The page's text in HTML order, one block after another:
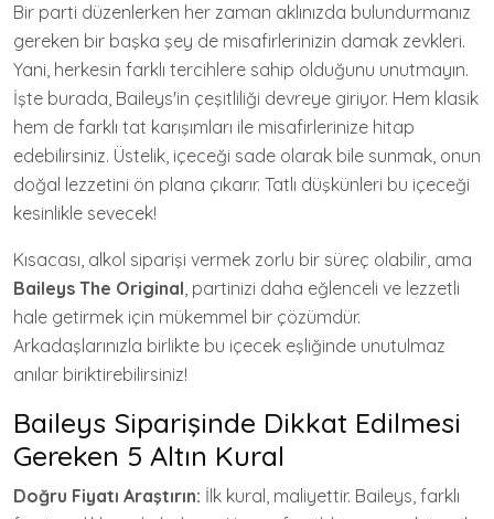
Bir parti düzenlerken her zaman aklınızda bulundurmanız
gereken bir başka şey de misafirlerinizin damak zevkleri.
Yani, herkesin farklı tercihlere sahip olduğunu unutmayın.
İşte burada, Baileys'in çeşitliliği devreye giriyor. Hem klasik
hem de farklı tat karışımları ile misafirlerinize hitap
edebilirsiniz. Üstelik, içeceği sade olarak bile sunmak, onun
doğal lezzetini ön plana çıkarır. Tatlı düşkünleri bu içeceği
kesinlikle sevecek!
Kısacası, alkol siparişi vermek zorlu bir süreç olabilir, ama
Baileys The Original, partinizi daha eğlenceli ve lezzetli
hale getirmek için mükemmel bir çözümdür.
Arkadaşlarınızla birlikte bu içecek eşliğinde unutulmaz
anılar biriktirebilirsiniz!
Baileys Siparişinde Dikkat Edilmesi
Gereken 5 Altın Kural
Doğru Fiyatı Araştırın: İlk kural, maliyettir. Baileys, farklı